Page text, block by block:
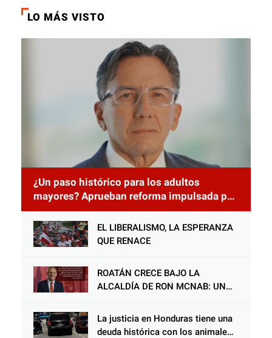
LO MÁS VISTO
¿Un paso histórico para los adultos
mayores? Aprueban reforma impulsada por
el diputado Salomón Nazar para fortalecer
su protección en HondurasEL LIBERALISMO, LA ESPERANZA
QUE RENACE
ROATÁN CRECE BAJO LA
ALCALDÍA DE RON MCNAB: UN
COMUNIDAD Y DEL PARTIDO
LIBERAL
La justicia en Honduras tiene una
deuda histórica con los animales,